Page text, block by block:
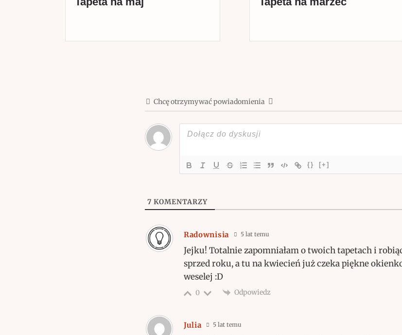
Chcę otrzymywać powiadomienia
{} [+]
7 KOMENTARZY
Radownisia 5 lat temu
Jejku! Totalnie zapomniałam o twoich tapetach i
sprzed roku, a tu na kwiecień już czeka piękne
weselej :D
0 Odpowiedz
Julia 5 lat temu